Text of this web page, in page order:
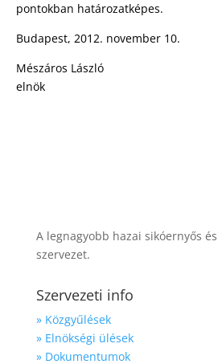
pontokban határozatképes.
Budapest, 2012. november 10.
Mészáros László
elnök
A legnagyobb hazai sikóernyős
szervezet.
Szervezeti info
» Közgyűlések
» Elnökségi ülések
» Dokumentumok